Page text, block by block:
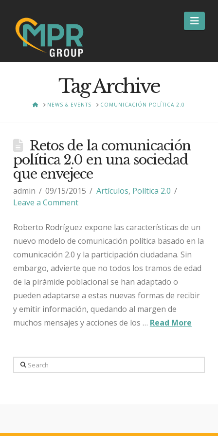
Tag Archive
HOMENEWS & EVENTS COMUNICACIÓN POLÍTICA 2.0
Retos de la comunicación
política 2.0 en una sociedad
que envejece
admin 09/15/2015 Artículos, Política 2.0
Leave a Comment
Roberto Rodríguez expone las características de un
nuevo modelo de comunicación política basado en la
comunicación 2.0 y la participación ciudadana. Sin
embargo, advierte que no todos los tramos de edad
de la pirámide poblacional se han adaptado o
pueden adaptarse a estas nuevas formas de recibir
y emitir información, quedando al margen de
muchos mensajes y acciones de los … Read More
Search